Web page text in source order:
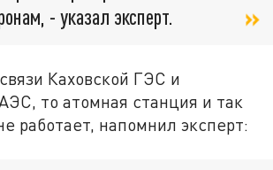
- указал эксперт.
Каховской ГЭС и
то атомная станция и так
работает, напомнил эксперт: